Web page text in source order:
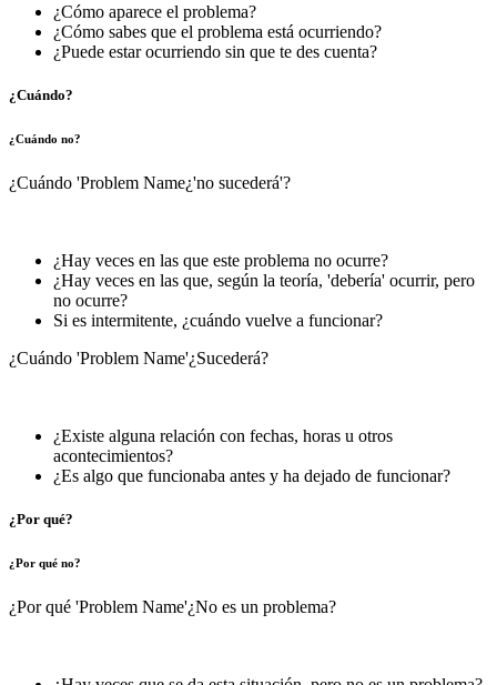
¿Cómo aparece el problema?
¿Cómo sabes que el problema está ocurriendo?
¿Puede estar ocurriendo sin que te des cuenta?
¿Cuándo?
¿Cuándo no?
¿Cuándo 'Problem Name¿'no sucederá'?
¿Hay veces en las que este problema no ocurre?
¿Hay veces en las que, según la teoría, 'debería' ocurrir, pero
no ocurre?
Si es intermitente, ¿cuándo vuelve a funcionar?
¿Cuándo 'Problem Name'¿Sucederá?
¿Existe alguna relación con fechas, horas u otros
acontecimientos?
¿Es algo que funcionaba antes y ha dejado de funcionar?
¿Por qué?
¿Por qué no?
¿Por qué 'Problem Name'¿No es un problema?